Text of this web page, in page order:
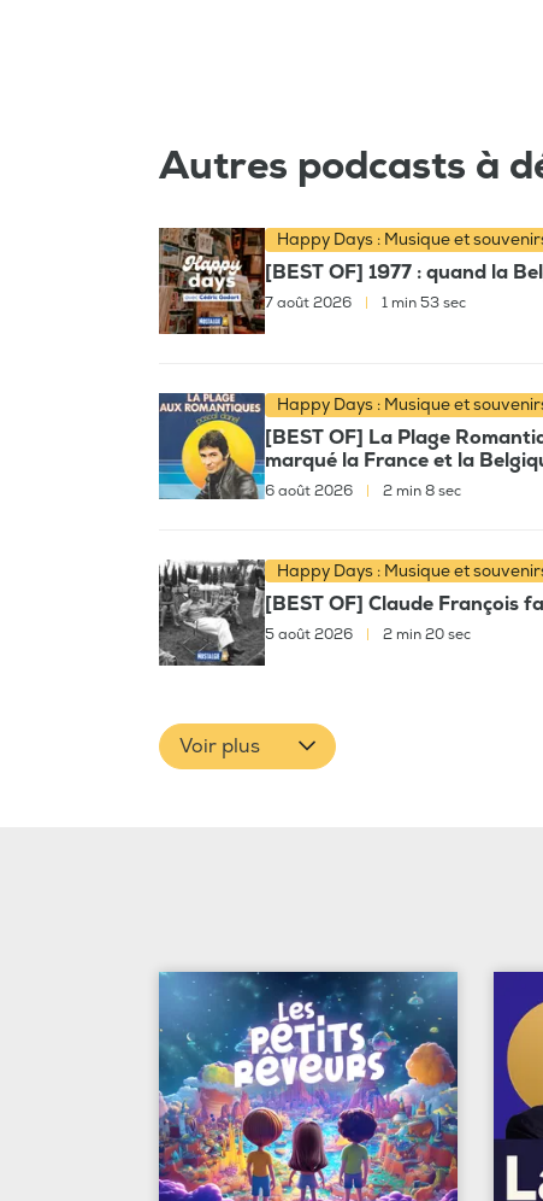
Autres podcasts à
Happy Days : Musique et
[BEST OF] 1977 : quand la
7 août 2026 1 min 53 sec
Happy Days : Musique et
[BEST OF] La Plage
marqué la France et la
6 août 2026 2 min 8 sec
Happy Days : Musique et
[BEST OF] Claude François
5 août 2026 | 2 min 20 sec
Voir plus